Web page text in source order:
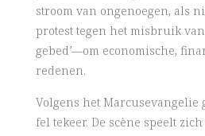
stroom van ongenoegen, als
protest tegen het misbruik
gebed’—om economische,
redenen.
Volgens het Marcusevangelie
fel tekeer. De scène speelt